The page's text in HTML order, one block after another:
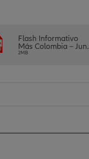
Flash Informativo
Más Colombia –
2MB